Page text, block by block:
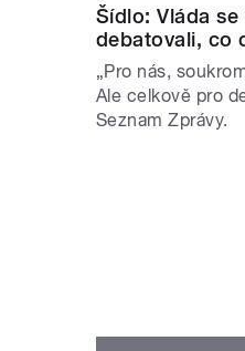
Šídlo: Vláda
debatovali, co
„Pro nás,
Ale celkově pro
Seznam Zprávy.